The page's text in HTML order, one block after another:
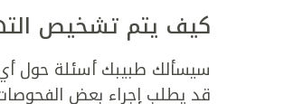
كيف يتم تشخيص
سيسألك طبيبك أسئلة حول
قد يطلب إجراء بعض